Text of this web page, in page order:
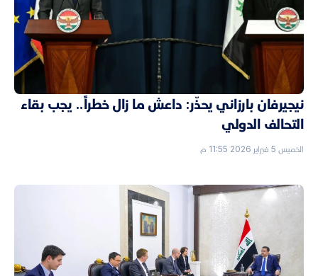
نيجيرفان بارزاني يحذّر: داعش ما زال خطراً.. يجب بقاء
التحالف الدولي
الخميس 5 فبراير 2026 11:55 م